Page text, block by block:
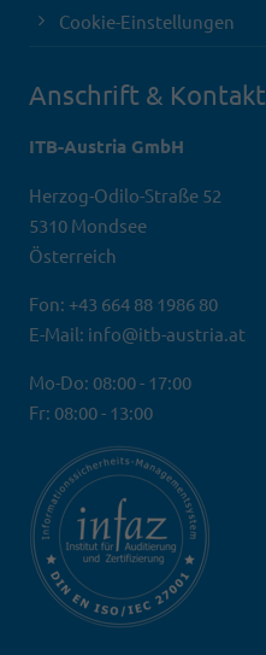
Cookie-Einstellungen
Anschrift & Kontakt
ITB-Austria GmbH
Herzog-Odilo-Straße 52
5310 Mondsee
Österreich
Fon: +43 664 88 1986 80
E-Mail: info@itb-austria.at
Mo-Do: 08:00 - 17:00
Fr: 08:00 - 13:00